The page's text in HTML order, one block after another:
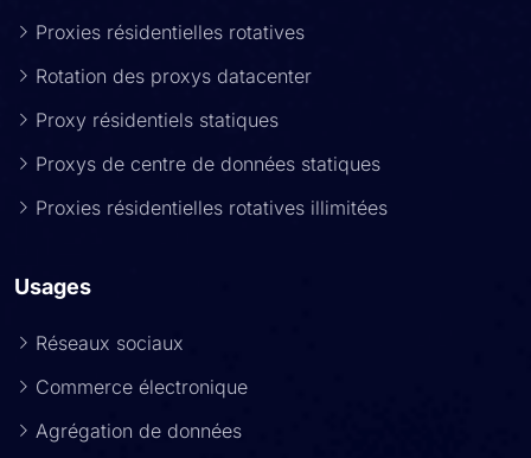
Proxies résidentielles rotatives
Rotation des proxys datacenter
Proxy résidentiels statiques
Proxys de centre de données statiques
Proxies résidentielles rotatives illimitées
Usages
Réseaux sociaux
Commerce électronique
Agrégation de données